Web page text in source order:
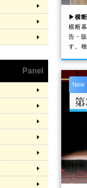
▶横
横断
告・
す。
New
Panel